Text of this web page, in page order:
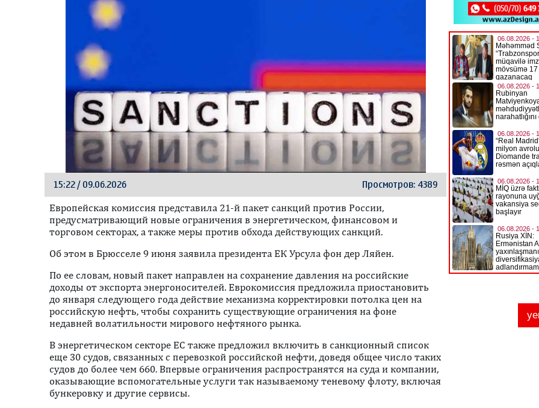
15:22 / 09.06.2026 Просмотров: 4389
Европейская комиссия представила 21-й пакет санкций против России,
предусматривающий новые ограничения в энергетическом, финансовом и
торговом секторах, а также меры против обхода действующих санкций.
Oб этом в Брюсселе 9 июня заявила президента ЕК Урсула фон дер Ляйен.
По ее словам, новый пакет направлен на сохранение давления на российские
доходы от экспорта энергоносителей. Еврокомиссия предложила приостановить
до января следующего года действие механизма корректировки потолка цен на
российскую нефть, чтобы сохранить существующие ограничения на фоне
недавней волатильности мирового нефтяного рынка.
В энергетическом секторе ЕС также предложил включить в санкционный список
еще 30 судов, связанных с перевозкой российской нефти, доведя общее число таких
судов до более чем 660. Впервые ограничения распространятся на суда и компании,
оказывающие вспомогательные услуги так называемому теневому флоту, включая
бункеровку и другие сервисы.